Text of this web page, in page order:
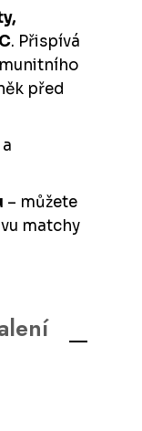
. Přispívá
před
– můžete
matchy